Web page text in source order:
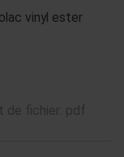
vinyl ester